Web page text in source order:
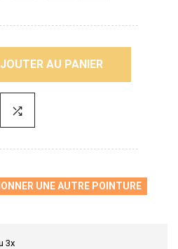
AU PANIER
UNE AUTRE POINTURE
3x